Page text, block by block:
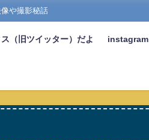
や撮影秘話
ス（旧ツイッター）だよ instagram